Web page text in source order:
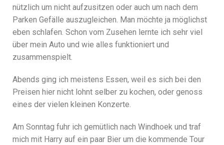
nützlich um nicht aufzusitzen oder auch um nach dem
Parken Gefälle auszugleichen. Man möchte ja möglichst
eben schlafen. Schon vom Zusehen lernte ich sehr viel
über mein Auto und wie alles funktioniert und
zusammenspielt.
Abends ging ich meistens Essen, weil es sich bei den
Preisen hier nicht lohnt selber zu kochen, oder genoss
eines der vielen kleinen Konzerte.
Am Sonntag fuhr ich gemütlich nach Windhoek und traf
mich mit Harry auf ein paar Bier um die kommende Tour